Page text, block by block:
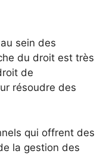
sein des
du droit est très
de
résoudre des
qui offrent des
la gestion des